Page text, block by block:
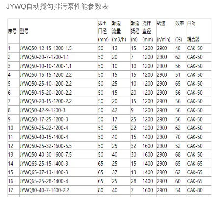
JYWQ自动搅匀排污泵性能参数表